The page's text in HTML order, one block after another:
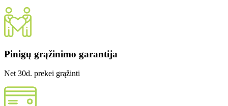
Pinigų grąžinimo garantija
Net 30d. prekei grąžinti